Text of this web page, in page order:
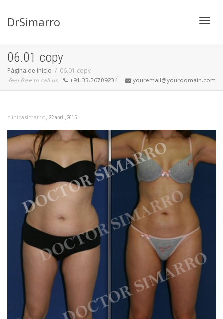
DrSimarro
06.01 copy
Página de inicio
06.01 copy
feel free to call us
+91.33.26789234 youremail@yourdomain.com
clinicasimarro, 22 abril, 2015